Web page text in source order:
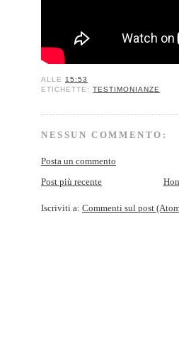
ALLE15:53
ETICHETTE:TESTIMONIANZE
NESSUN COMMENTO:
Posta un commento
Post più recente
Iscriviti a: Commenti sul post